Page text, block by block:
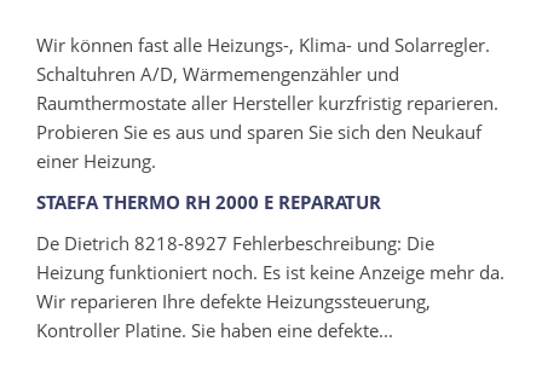
Wir können fast alle Heizungs-, Klima- und Solarregler.
Schaltuhren A/D, Wärmemengenzähler und
Raumthermostate aller Hersteller kurzfristig reparieren.
Probieren Sie es aus und sparen Sie sich den Neukauf
einer Heizung.
STAEFA THERMO RH 2000 E REPARATUR
De Dietrich 8218-8927 Fehlerbeschreibung: Die
Heizung funktioniert noch. Es ist keine Anzeige mehr da.
Wir reparieren Ihre defekte Heizungssteuerung,
Kontroller Platine. Sie haben eine defekte...